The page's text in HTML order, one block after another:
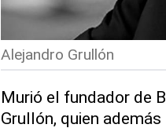
Alejandro Grullón
Murió el fundador de
Grullón, quien